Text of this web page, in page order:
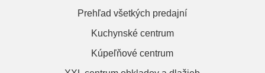
Prehľad všetkých predajní
Kuchynské centrum
Kúpeľňové centrum